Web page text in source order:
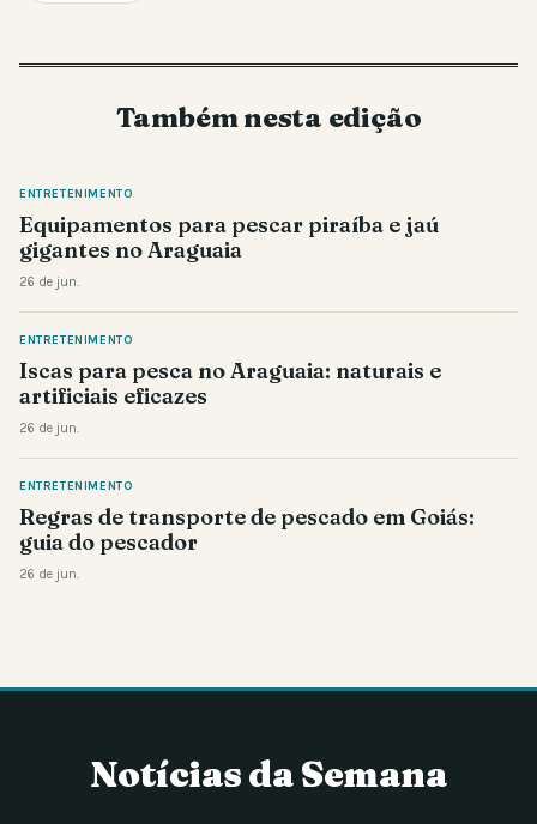
Também nesta edição
ENTRETENIMENTO
Equipamentos para pescar piraíba e jaú
gigantes no Araguaia
26 de jun.
ENTRETENIMENTO
Iscas para pesca no Araguaia: naturais e
artificiais eficazes
26 de jun.
ENTRETENIMENTO
Regras de transporte de pescado em Goiás:
guia do pescador
26 de jun.
Notícias da Semana